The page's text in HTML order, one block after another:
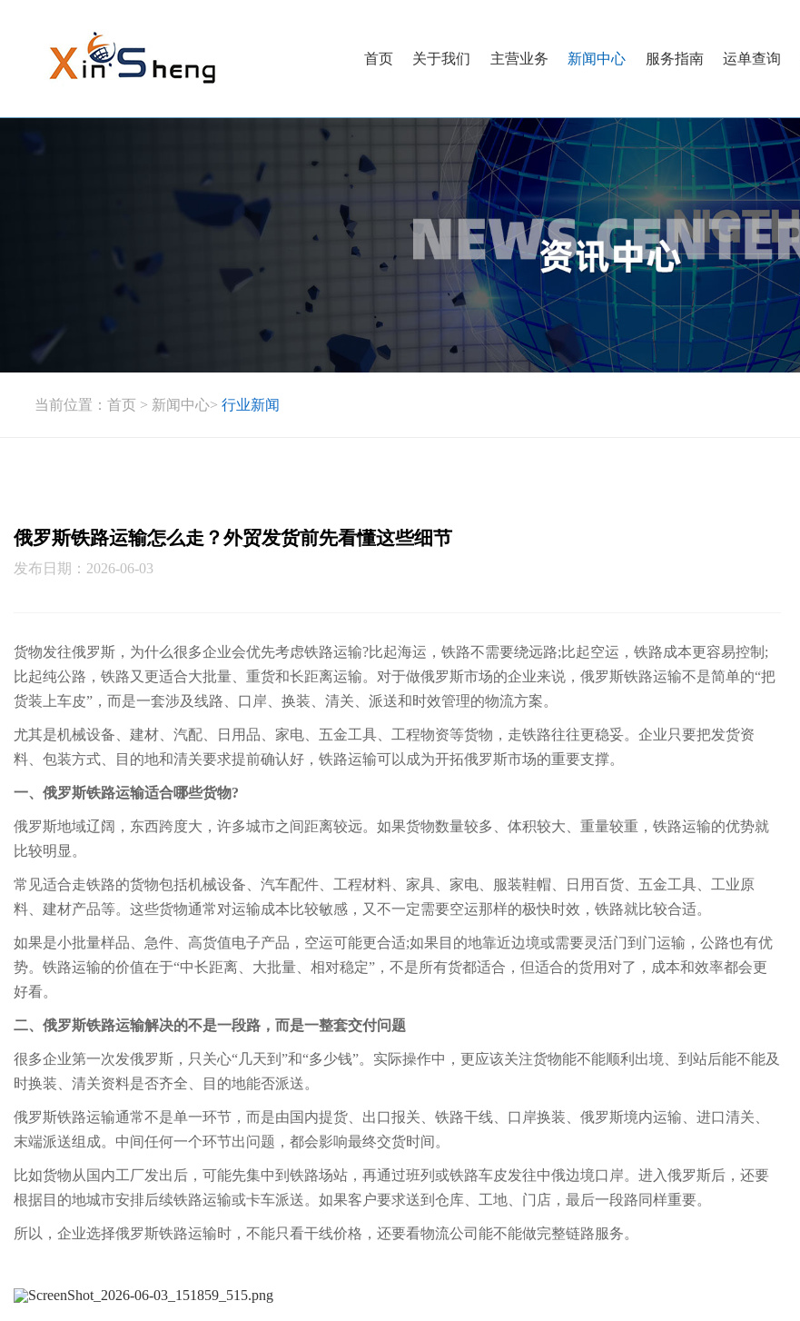
首页 关于我们 主营业务 新闻中心 服务指南 运单查询
当前位置： 首页 > 新闻中心> 行业新闻
俄罗斯铁路运输怎么走？外贸发货前先看懂这些细节
发布日期：2026-06-03
货物发往俄罗斯，为什么很多企业会优先考虑铁路运输?比起海运，铁路不需要绕远路;比起空运，铁路成本更容易控制;
比起纯公路，铁路又更适合大批量、重货和长距离运输。对于做俄罗斯市场的企业来说，俄罗斯铁路运输不是简单的“把
货装上车皮”，而是一套涉及线路、口岸、换装、清关、派送和时效管理的物流方案。
尤其是机械设备、建材、汽配、日用品、家电、五金工具、工程物资等货物，走铁路往往更稳妥。企业只要把发货资
料、包装方式、目的地和清关要求提前确认好，铁路运输可以成为开拓俄罗斯市场的重要支撑。
一、俄罗斯铁路运输适合哪些货物?
俄罗斯地域辽阔，东西跨度大，许多城市之间距离较远。如果货物数量较多、体积较大、重量较重，铁路运输的优势就
比较明显。
常见适合走铁路的货物包括机械设备、汽车配件、工程材料、家具、家电、服装鞋帽、日用百货、五金工具、工业原
料、建材产品等。这些货物通常对运输成本比较敏感，又不一定需要空运那样的极快时效，铁路就比较合适。
如果是小批量样品、急件、高货值电子产品，空运可能更合适;如果目的地靠近边境或需要灵活门到门运输，公路也有优
势。铁路运输的价值在于“中长距离、大批量、相对稳定”，不是所有货都适合，但适合的货用对了，成本和效率都会更
好看。
二、俄罗斯铁路运输解决的不是一段路，而是一整套交付问题
很多企业第一次发俄罗斯，只关心“几天到”和“多少钱”。实际操作中，更应该关注货物能不能顺利出境、到站后能不能及
时换装、清关资料是否齐全、目的地能否派送。
俄罗斯铁路运输通常不是单一环节，而是由国内提货、出口报关、铁路干线、口岸换装、俄罗斯境内运输、进口清关、
末端派送组成。中间任何一个环节出问题，都会影响最终交货时间。
比如货物从国内工厂发出后，可能先集中到铁路场站，再通过班列或铁路车皮发往中俄边境口岸。进入俄罗斯后，还要
根据目的地城市安排后续铁路运输或卡车派送。如果客户要求送到仓库、工地、门店，最后一段路同样重要。
所以，企业选择俄罗斯铁路运输时，不能只看干线价格，还要看物流公司能不能做完整链路服务。